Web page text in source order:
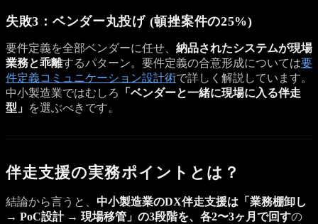
失敗3：ベンダー丸投げ (頓挫案件の25%)
要件定義を全部ベンダーに任せ、 納品されたシステムが現場
業務と乖離するパターン。要件定義の合意形成については要
件定義コミュニケーション設計術で詳しく解説しています。
中小製造業ではむしろ
「ベンダーと一緒に現場に入る伴走
型」 を選ぶべきです。
伴走支援の実務ポイントとは？
結論から言うと、 中小製造業のDX伴走支援は「業務棚卸し
→ PoC設計 → 現場移管」の3段階を、各2〜3ヶ月で回すの